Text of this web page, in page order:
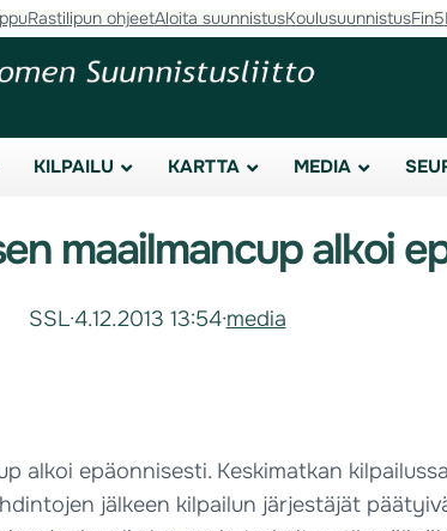
Rastilipun ohjeetAloita suunnistusKoulusuunnistusFin5
KILPAILU KARTTA MEDIA
maailmancup alkoi
SSL·4.12.2013 13:54·media
alkoi epäonnisesti. Keskimatkan
jälkeen kilpailun järjestäjät